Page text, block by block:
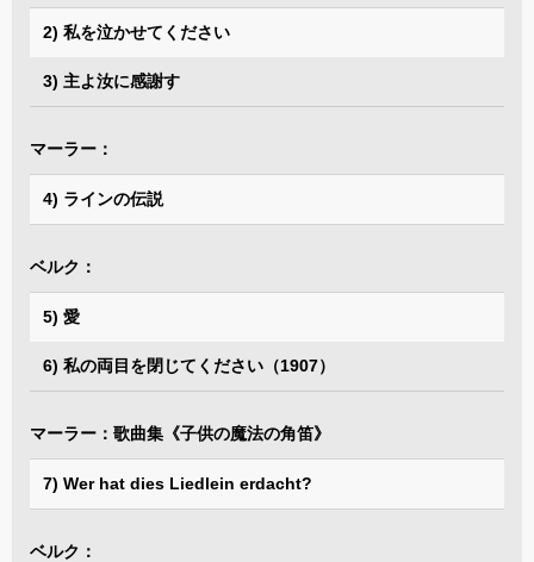
2) 私を泣かせてください
3) 主よ汝に感謝す
マーラー：
4) ラインの伝説
ベルク：
5) 愛
6) 私の両目を閉じてください（1907）
マーラー：歌曲集《子供の魔法の角笛》
7) Wer hat dies Liedlein erdacht?
ベルク：